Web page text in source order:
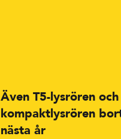
Även T5-lysrören och
kompaktlysrören
nästa år